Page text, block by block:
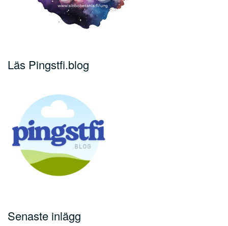
Läs Pingstfi.blog
Senaste inlägg